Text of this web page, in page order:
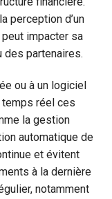
perception d’un
impacter sa
des partenaires.
ou à un logiciel
réel ces
la gestion
automatique de
et évitent
à la dernière
notamment